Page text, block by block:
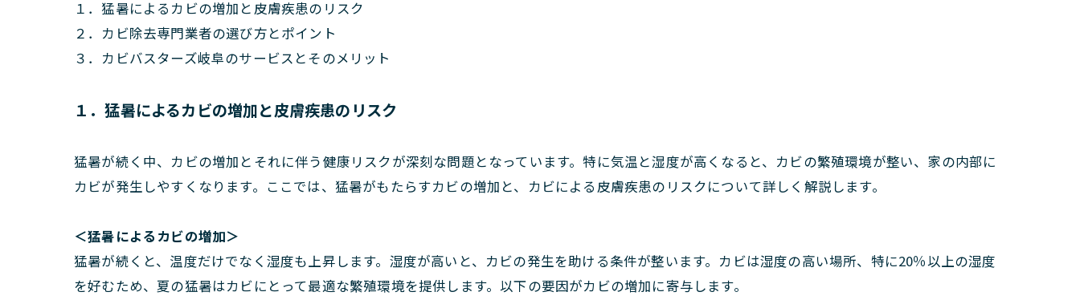
１．猛暑によるカビの増加と皮膚疾患のリスク
２．カビ除去専門業者の選び方とポイント
３．カビバスターズ岐阜のサービスとそのメリット
１．猛暑によるカビの増加と皮膚疾患のリスク
猛暑が続く中、カビの増加とそれに伴う健康リスクが深刻な問題となっています。特に気温と湿度が高くなると、カビの繁殖環境が整い、家の内部に
カビが発生しやすくなります。ここでは、猛暑がもたらすカビの増加と、カビによる皮膚疾患のリスクについて詳しく解説します。
＜猛暑によるカビの増加＞
猛暑が続くと、温度だけでなく湿度も上昇します。湿度が高いと、カビの発生を助ける条件が整います。カビは湿度の高い場所、特に20％以上の湿度
を好むため、夏の猛暑はカビにとって最適な繁殖環境を提供します。以下の要因がカビの増加に寄与します。